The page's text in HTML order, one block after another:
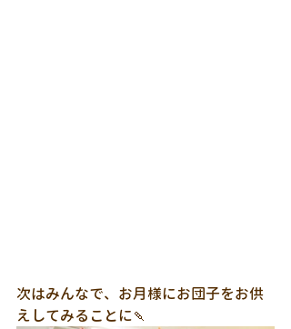
次はみんなで、お月様にお団子をお供
えしてみることに🍡